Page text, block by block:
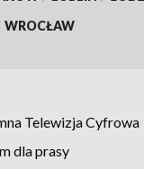
WROCŁAW
Telewizja Cyfrowa
dla prasy